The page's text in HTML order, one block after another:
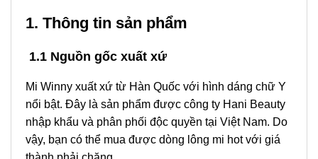
1. Thông tin sản phẩm
1.1 Nguồn gốc xuất xứ
Mi Winny xuất xứ từ Hàn Quốc với hình dáng chữ Y
nổi bật. Đây là sản phẩm được công ty Hani Beauty
nhập khẩu và phân phối độc quyền tại Việt Nam. Do
vậy, bạn có thể mua được dòng lông mi hot với giá